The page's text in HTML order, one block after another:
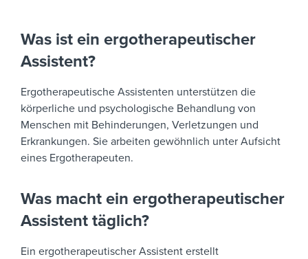
Was ist ein ergotherapeutischer
Assistent?
Ergotherapeutische Assistenten unterstützen die
körperliche und psychologische Behandlung von
Menschen mit Behinderungen, Verletzungen und
Erkrankungen. Sie arbeiten gewöhnlich unter Aufsicht
eines Ergotherapeuten.
Was macht ein ergotherapeutischer
Assistent täglich?
Ein ergotherapeutischer Assistent erstellt